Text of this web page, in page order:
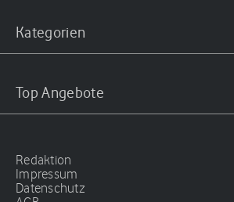
Kategorien
Top Angebote
Redaktion
Impressum
Datenschutz